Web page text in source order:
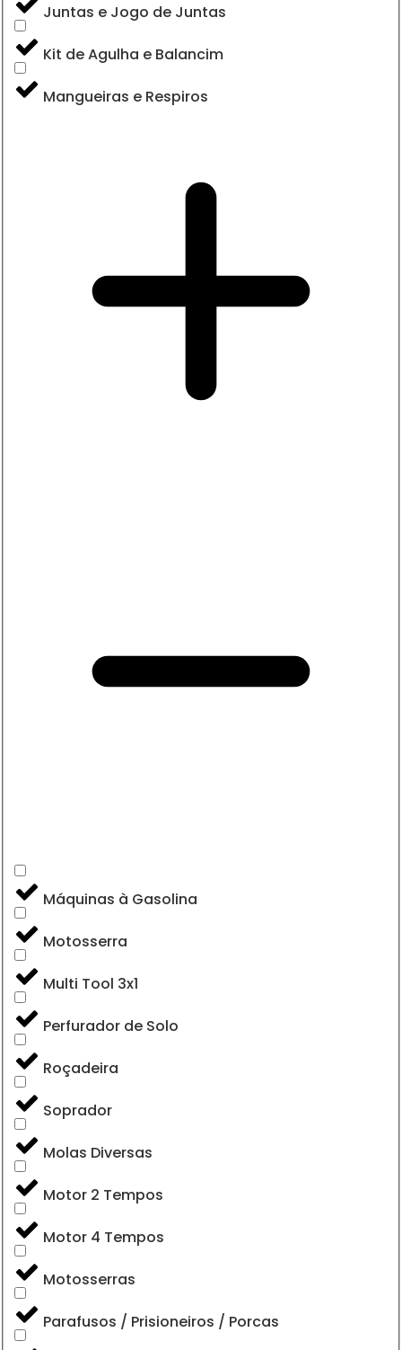
Juntas e Jogo de Juntas
Kit de Agulha e Balancim
Mangueiras e Respiros
Máquinas à Gasolina
Motosserra
Multi Tool 3x1
Perfurador de Solo
Roçadeira
Soprador
Molas Diversas
Motor 2 Tempos
Motor 4 Tempos
Motosserras
Parafusos / Prisioneiros / Porcas